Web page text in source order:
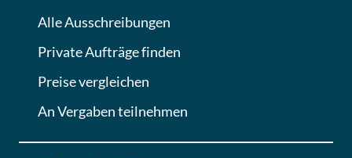
Lektion 6
Abgabe von Angeboten
Lektion
Lektion 7
Alle Ausschreibungen
Private Aufträge finden
Preise vergleichen
An Vergaben teilnehmen